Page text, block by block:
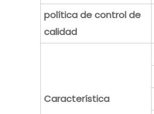
política de control de
calidad
Característica